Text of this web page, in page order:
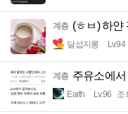
계층 (ㅎㅂ) 하얀
달섭지롱 Lv.94
계층 주유소에
Earth Lv.96 조